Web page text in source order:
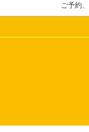
ご予約